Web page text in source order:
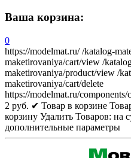
Ваша корзина:
0
https://modelmat.ru/ /katalog-
maketirovaniya/cart/view /
maketirovaniya/product/view /
maketirovaniya/cart/delete
https://modelmat.ru/
2 руб. ✔ Товар в корзине
корзину Удалить Товаров: на
дополнительные параметры